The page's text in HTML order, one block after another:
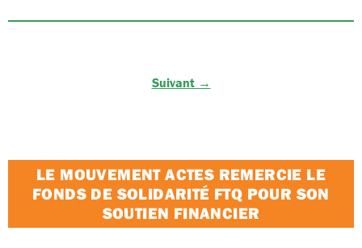
Suivant →
LE MOUVEMENT ACTES REMERCIE LE
FONDS DE SOLIDARITÉ FTQ POUR SON
SOUTIEN FINANCIER